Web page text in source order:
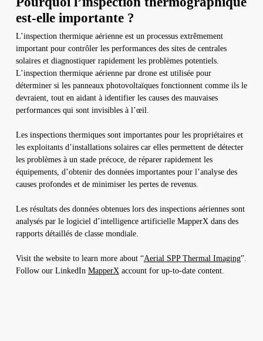
est-elle importante ?
L’inspection thermique aérienne est un processus extrêmement
important pour contrôler les performances des sites de centrales
solaires et diagnostiquer rapidement les problèmes potentiels.
L’inspection thermique aérienne par drone est utilisée pour
déterminer si les panneaux photovoltaïques fonctionnent comme ils le
devraient, tout en aidant à identifier les causes des mauvaises
performances qui sont invisibles à l’œil.
Les inspections thermiques sont importantes pour les propriétaires et
les exploitants d’installations solaires car elles permettent de détecter
les problèmes à un stade précoce, de réparer rapidement les
équipements, d’obtenir des données importantes pour l’analyse des
causes profondes et de minimiser les pertes de revenus.
Les résultats des données obtenues lors des inspections aériennes sont
analysés par le logiciel d’intelligence artificielle MapperX dans des
rapports détaillés de classe mondiale.
Visit the website to learn more about “Aerial SPP Thermal Imaging”.
Follow our LinkedIn MapperXaccount for up-to-date content.